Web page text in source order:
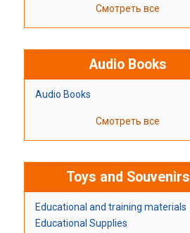
Смотреть все
Audio Books
Audio Books
Смотреть все
Toys and Souvenirs
Educational and training materials
Educational Supplies